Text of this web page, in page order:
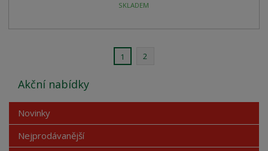
SKLADEM
1 2
Akční nabídky
Novinky
Nejprodávanější